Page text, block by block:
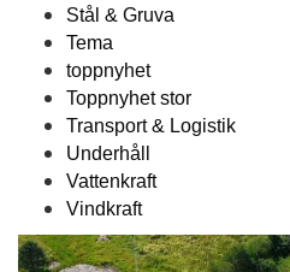
Stål & Gruva
Tema
toppnyhet
Toppnyhet stor
Transport & Logistik
Underhåll
Vattenkraft
Vindkraft